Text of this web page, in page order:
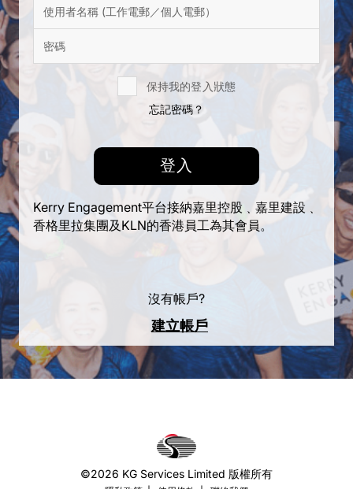
保持我的登入狀態
忘記密碼？
登 入
登入
Kerry Engagement平台接納嘉里控股﹑嘉里建設﹑
香格里拉集團及KLN的香港員工為其會員。
沒有帳戶?
建立帳戶
©2026 KG Services Limited 版權所有